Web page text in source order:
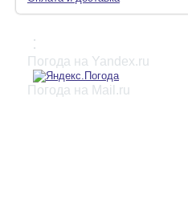
:
Погода на Yandex.ru
Погода на Mail.ru